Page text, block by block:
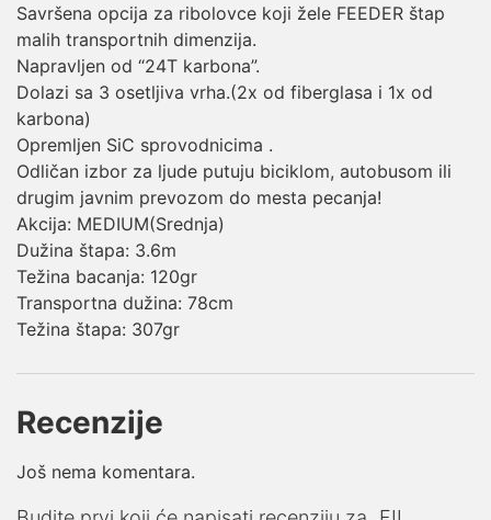
Savršena opcija za ribolovce koji žele FEEDER štap
malih transportnih dimenzija.
Napravljen od “24T karbona”.
Dolazi sa 3 osetljiva vrha.(2x od fiberglasa i 1x od
karbona)
Opremljen SiC sprovodnicima .
Odličan izbor za ljude putuju biciklom, autobusom ili
drugim javnim prevozom do mesta pecanja!
Akcija: MEDIUM(Srednja)
Dužina štapa: 3.6m
Težina bacanja: 120gr
Transportna dužina: 78cm
Težina štapa: 307gr
Recenzije
Još nema komentara.